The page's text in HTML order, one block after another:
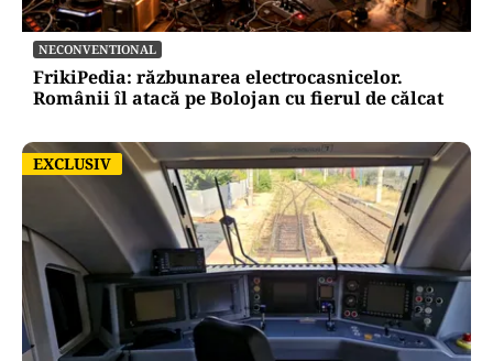
Mesajul Agenției Naționale a Medicamentului:
De ce au fost blocate temporar la vânzare
Colebil și Panzcebil